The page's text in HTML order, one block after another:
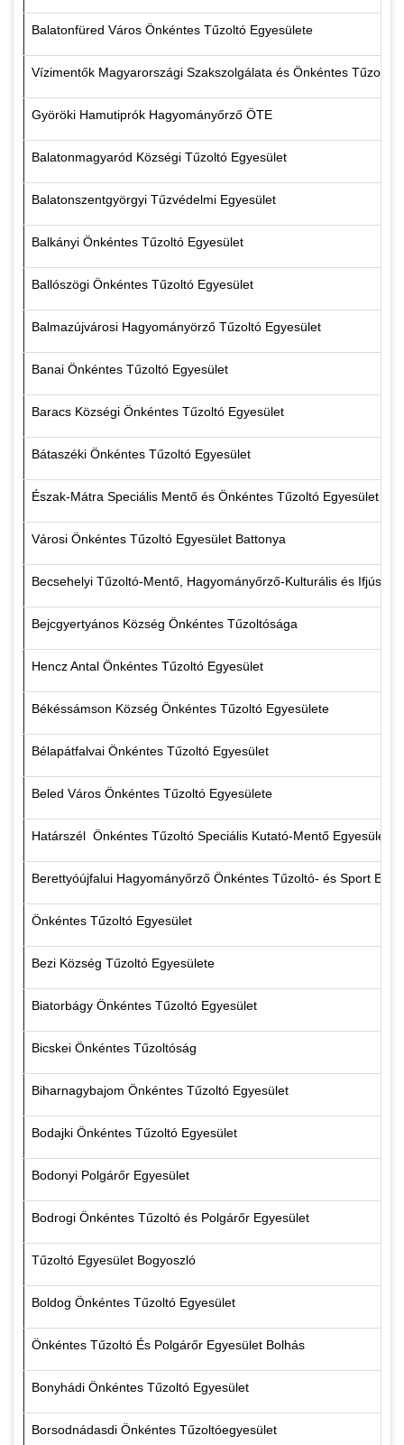
Balatonfüred Város Önkéntes Tűzoltó Egyesülete
Vízimentők Magyarországi Szakszolgálata és Önkéntes Tűzoltó
Györöki Hamutiprók Hagyományőrző ÖTE
Balatonmagyaród Községi Tűzoltó Egyesület
Balatonszentgyörgyi Tűzvédelmi Egyesület
Balkányi Önkéntes Tűzoltó Egyesület
Ballószögi Önkéntes Tűzoltó Egyesület
Balmazújvárosi Hagyományörző Tűzoltó Egyesület
Banai Önkéntes Tűzoltó Egyesület
Baracs Községi Önkéntes Tűzoltó Egyesület
Bátaszéki Önkéntes Tűzoltó Egyesület
Észak-Mátra Speciális Mentő és Önkéntes Tűzoltó Egyesület
Városi Önkéntes Tűzoltó Egyesület Battonya
Becsehelyi Tűzoltó-Mentő, Hagyományőrző-Kulturális és Ifjúsági
Bejcgyertyános Község Önkéntes Tűzoltósága
Hencz Antal Önkéntes Tűzoltó Egyesület
Békéssámson Község Önkéntes Tűzoltó Egyesülete
Bélapátfalvai Önkéntes Tűzoltó Egyesület
Beled Város Önkéntes Tűzoltó Egyesülete
Határszél Önkéntes Tűzoltó Speciális Kutató-Mentő Egyesület
Berettyóújfalui Hagyományőrző Önkéntes Tűzoltó- és Sport
Önkéntes Tűzoltó Egyesület
Bezi Község Tűzoltó Egyesülete
Biatorbágy Önkéntes Tűzoltó Egyesület
Bicskei Önkéntes Tűzoltóság
Biharnagybajom Önkéntes Tűzoltó Egyesület
Bodajki Önkéntes Tűzoltó Egyesület
Bodonyi Polgárőr Egyesület
Bodrogi Önkéntes Tűzoltó és Polgárőr Egyesület
Tűzoltó Egyesület Bogyoszló
Boldog Önkéntes Tűzoltó Egyesület
Önkéntes Tűzoltó És Polgárőr Egyesület Bolhás
Bonyhádi Önkéntes Tűzoltó Egyesület
Borsodnádasdi Önkéntes Tűzoltóegyesület